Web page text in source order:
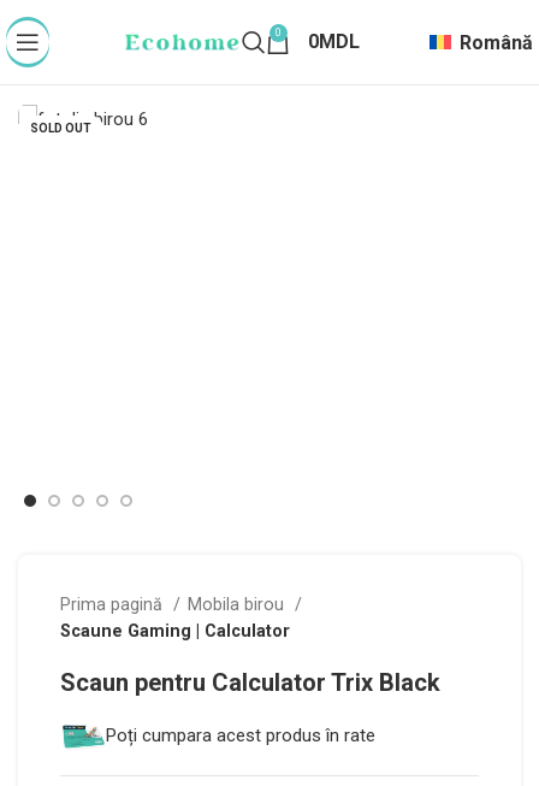
0 0MDL Română
SOLD OUT
Prima pagină
Mobila birou
Scaune Gaming | Calculator
Scaun pentru Calculator Trix Black
Poți cumpara acest produs în rate